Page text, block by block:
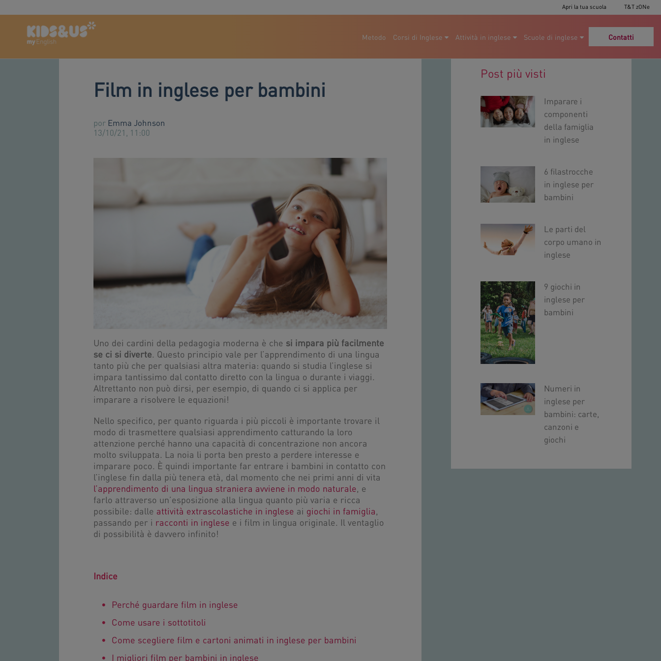
Apri la tua scuola T&T zONe
Metodo Corsi di Inglese Attività in inglese Scuole di inglese Contatti
Film in inglese per bambini
por Emma Johnson
13/10/21, 11:00
Uno dei cardini della pedagogia moderna è che si impara più facilmente
se ci si diverte. Questo principio vale per l’apprendimento di una lingua
tanto più che per qualsiasi altra materia: quando si studia l’inglese si
impara tantissimo dal contatto diretto con la lingua o durante i viaggi.
Altrettanto non può dirsi, per esempio, di quando ci si applica per
imparare a risolvere le equazioni!
Nello specifico, per quanto riguarda i più piccoli è importante trovare il
modo di trasmettere qualsiasi apprendimento catturando la loro
attenzione perché hanno una capacità di concentrazione non ancora
molto sviluppata. La noia li porta ben presto a perdere interesse e
imparare poco. È quindi importante far entrare i bambini in contatto con
l’inglese fin dalla più tenera età, dal momento che nei primi anni di vita
l’apprendimento di una lingua straniera avviene in modo naturale, e
farlo attraverso un’esposizione alla lingua quanto più varia e ricca
possibile: dalle attività extrascolastiche in inglese ai giochi in famiglia,
passando per i racconti in inglese e i film in lingua originale. Il ventaglio
di possibilità è davvero infinito!
Indice
Perché guardare film in inglese
Come usare i sottotitoli
Come scegliere film e cartoni animati in inglese per bambini
I migliori film per bambini in inglese
Post più visti
Imparare i
componenti
della famiglia
in inglese
6 filastrocche
in inglese per
bambini
Le parti del
corpo umano in
inglese
9 giochi in
inglese per
bambini
Numeri in
inglese per
bambini: carte,
canzoni e
giochi